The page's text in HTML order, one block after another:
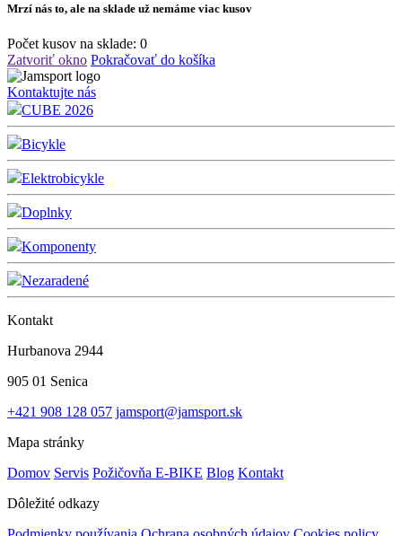
Mrzí nás to, ale na sklade už nemáme viac kusov
Počet kusov na sklade: 0
Zatvoriť okno Pokračovať do košíka
Kontaktujte nás
CUBE 2026
Bicykle
Elektrobicykle
Doplnky
Komponenty
Nezaradené
Kontakt
Hurbanova 2944
905 01 Senica
+421 908 128 057 jamsport@jamsport.sk
Mapa stránky
Domov Servis Požičovňa E-BIKE Blog Kontakt
Dôležité odkazy